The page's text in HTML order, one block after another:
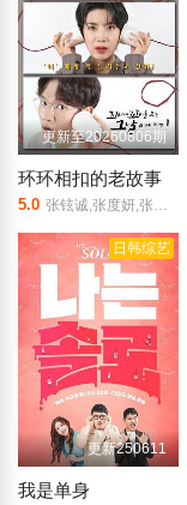
更新至20260806期
环环相扣的老故事
5.0 张铉诚,张度妍,张圣圭
日韩综艺
更新250611
我是单身